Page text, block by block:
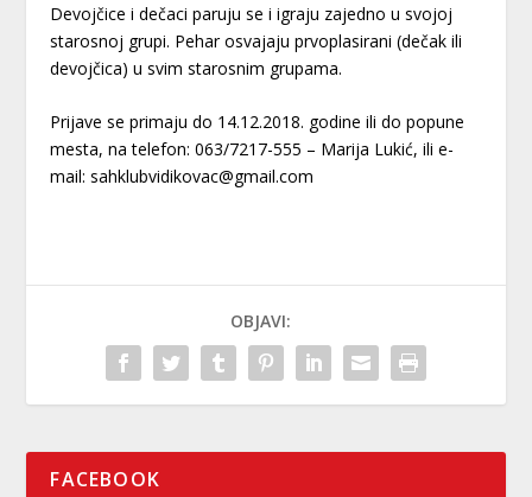
Devojčice i dečaci paruju se i igraju zajedno u svojoj
starosnoj grupi. Pehar osvajaju prvoplasirani (dečak ili
devojčica) u svim starosnim grupama.
Prijave se primaju do 14.12.2018. godine ili do popune
mesta, na telefon: 063/7217-555 – Marija Lukić, ili e-
mail: sahklubvidikovac@gmail.com
OBJAVI:
FACEBOOK